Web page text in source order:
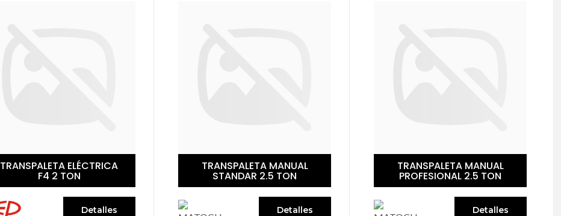
TRANSPALETA ELÉCTRICA
F4 2 TON
Detalles
TRANSPALETA MANUAL
STANDAR 2.5 TON
Detalles
TRANSPALETA MANUAL
PROFESIONAL 2.5 TON
Detalles